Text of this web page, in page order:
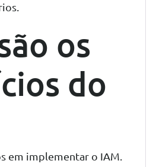
os
do
em implementar o IAM.